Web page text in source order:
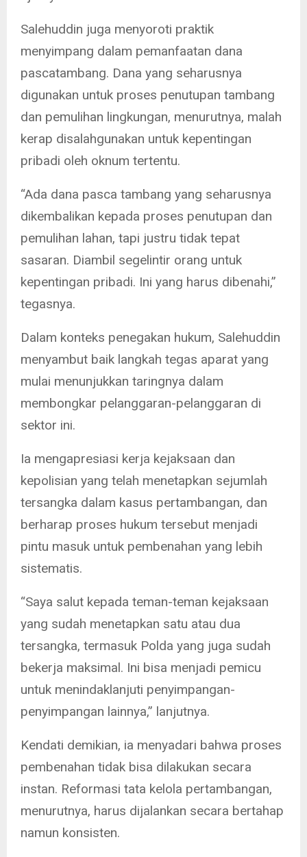
Salehuddin juga menyoroti praktik
menyimpang dalam pemanfaatan dana
pascatambang. Dana yang seharusnya
digunakan untuk proses penutupan tambang
dan pemulihan lingkungan, menurutnya, malah
kerap disalahgunakan untuk kepentingan
pribadi oleh oknum tertentu.
“Ada dana pasca tambang yang seharusnya
dikembalikan kepada proses penutupan dan
pemulihan lahan, tapi justru tidak tepat
sasaran. Diambil segelintir orang untuk
kepentingan pribadi. Ini yang harus dibenahi,”
tegasnya.
Dalam konteks penegakan hukum, Salehuddin
menyambut baik langkah tegas aparat yang
mulai menunjukkan taringnya dalam
membongkar pelanggaran-pelanggaran di
sektor ini.
Ia mengapresiasi kerja kejaksaan dan
kepolisian yang telah menetapkan sejumlah
tersangka dalam kasus pertambangan, dan
berharap proses hukum tersebut menjadi
pintu masuk untuk pembenahan yang lebih
sistematis.
“Saya salut kepada teman-teman kejaksaan
yang sudah menetapkan satu atau dua
tersangka, termasuk Polda yang juga sudah
bekerja maksimal. Ini bisa menjadi pemicu
untuk menindaklanjuti penyimpangan-
penyimpangan lainnya,” lanjutnya.
Kendati demikian, ia menyadari bahwa proses
pembenahan tidak bisa dilakukan secara
instan. Reformasi tata kelola pertambangan,
menurutnya, harus dijalankan secara bertahap
namun konsisten.